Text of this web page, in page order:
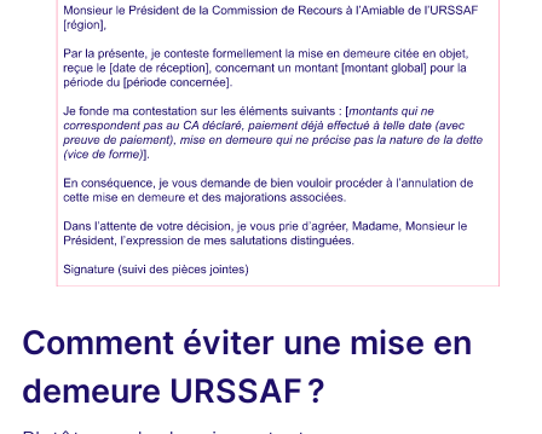
Comment éviter une mise en
demeure URSSAF ?